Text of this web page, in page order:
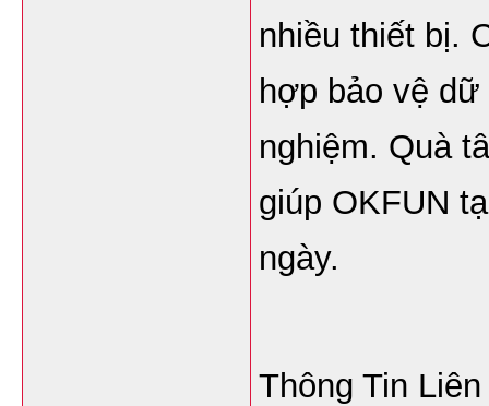
nhiều thiết bị.
hợp bảo vệ
nghiệm. Quà
giúp OKFUN
ngày.
Thông Tin